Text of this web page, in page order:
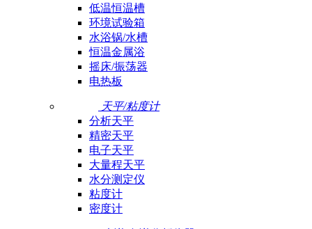
低温恒温槽
环境试验箱
水浴锅/水槽
恒温金属浴
摇床/振荡器
电热板
天平/粘度计
分析天平
精密天平
电子天平
大量程天平
水分测定仪
粘度计
密度计